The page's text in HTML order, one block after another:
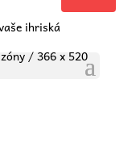
/ 366 x 520